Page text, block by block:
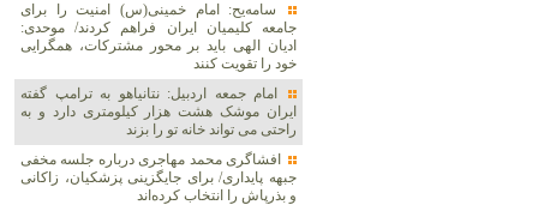
سامه‌یح: امام خمینی(س) امنیت را برای
جامعه کلیمیان ایران فراهم کردند/ موحدی:
ادیان الهی باید بر محور مشترکات، همگرایی
خود را تقویت کنند
امام جمعه اردبیل: نتانیاهو به ترامپ گفته
ایران موشک هشت هزار کیلومتری دارد و به
راحتی می تواند خانه تو را بزند
افشاگری محمد مهاجری درباره جلسه مخفی
جبهه پایداری/ برای جایگزینی پزشکیان، زاکانی
و بذرپاش را انتخاب کرده‌اند